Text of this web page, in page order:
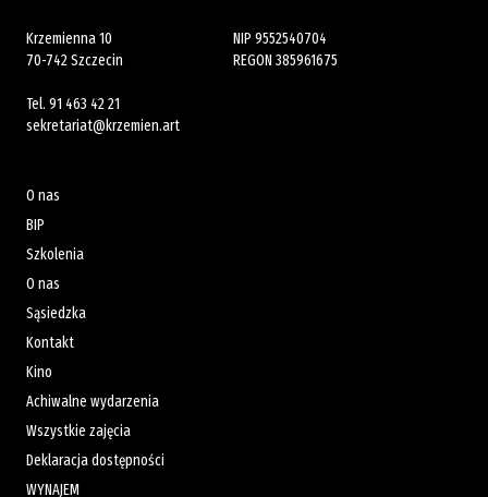
Krzemienna 10
70-742 Szczecin
Tel. 91 463 42 21
sekretariat@krzemien.art
NIP 9552540704
REGON 385961675
O nas
BIP
Szkolenia
O nas
Sąsiedzka
Kontakt
Kino
Achiwalne wydarzenia
Wszystkie zajęcia
Deklaracja dostępności
WYNAJEM